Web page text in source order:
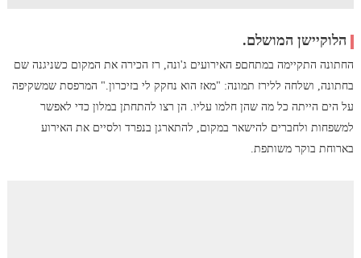
הלוקיישן המושלם.
החתונה התקיימה במתחםפ האירועים ג'ונה, רז הכירה את המקום כשניגנה שם
בחתונה, ושלחה ללירז תמונה: "מאז הוא נחקק לי בזיכרון." המרפסת שמשקיפה
על הים הייתה כל מה שהן חלמו עליו. הן רצו להתחתן במלון כדי לאפשר
למשפחות ולחברים להישאר במקום, להתארגן בנפרד ולסיים את האירוע
בארוחת בוקר משותפת.